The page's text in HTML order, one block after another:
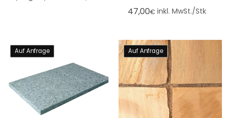
Kanten
47,00€ inkl. MwSt./Stk
Auf Anfrage Auf Anfrage